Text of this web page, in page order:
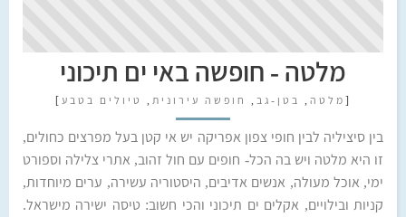
מלטה - חופשה באי ים תיכוני
[ מלטה , בטן-גב , חופשה עירונית , טיולים בטבע ]
בין סיציליה לבין חופי צפון אפריקה יש אי קטן בעל מפרצים כחולים,
זו היא מלטה ויש בה הכל- חופים עם חול זהוב, אתרי צלילה וספורט
ימי, אוכל מעולה, אנשים אדיבים, היסטוריה עשירה, ערים מיוחדות,
קניות ובילויים, אקלים ים תיכוני והכי חשוב: טיסה ישירה מישראל.